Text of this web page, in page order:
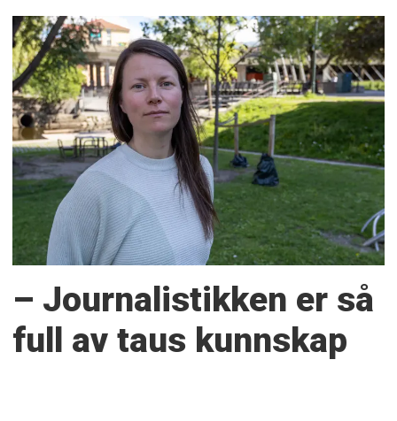
– Journalistikken er så
full av taus kunnskap